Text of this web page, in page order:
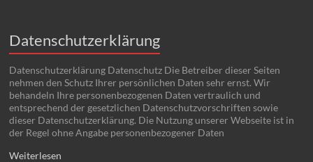
Datenschutzerklärung
Datenschutzerklärung Datenschutz Die Betreiber dieser Seiten
nehmen den Schutz Ihrer persönlichen Daten sehr ernst. Wir
behandeln Ihre personenbezogenen Daten vertraulich und
entsprechend der gesetzlichen Datenschutzvorschriften sowie
dieser Datenschutzerklärung. Die Nutzung unserer Webseite ist in
der Regel ohne Angabe personenbezogener Daten
Weiterlesen